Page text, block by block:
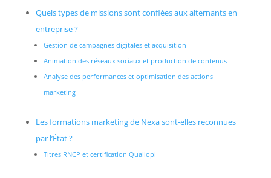
Quels types de missions sont confiées aux alternants en
entreprise ?
Gestion de campagnes digitales et acquisition
Animation des réseaux sociaux et production de contenus
Analyse des performances et optimisation des actions
marketing
Les formations marketing de Nexa sont-elles reconnues
par l’État ?
Titres RNCP et certification Qualiopi